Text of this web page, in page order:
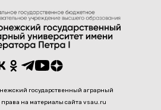
государственный аграрный
права на материалы сайта vsau.ru